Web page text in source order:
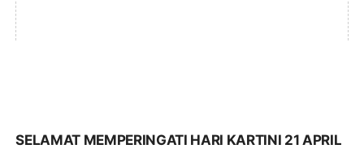
SELAMAT MEMPERINGATI HARI KARTINI 21 APRIL